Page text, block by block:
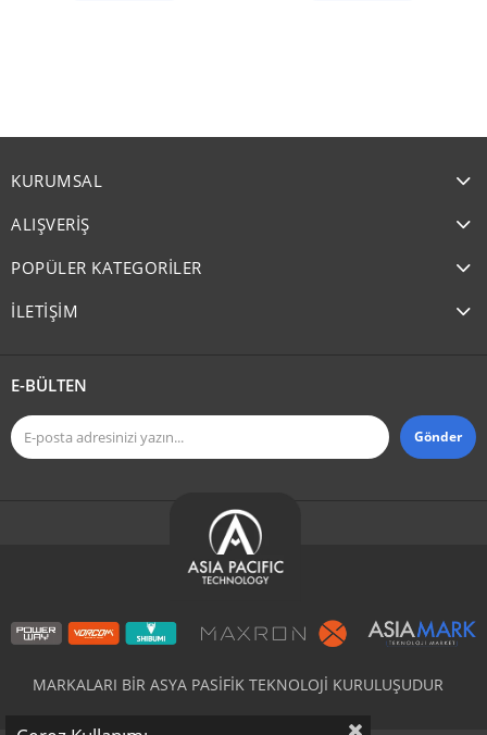
KURUMSAL
ALIŞVERİŞ
POPÜLER KATEGORİLER
İLETİŞİM
E-BÜLTEN
Gönder
MARKALARI BİR ASYA PASİFİK TEKNOLOJİ KURULUŞUDUR